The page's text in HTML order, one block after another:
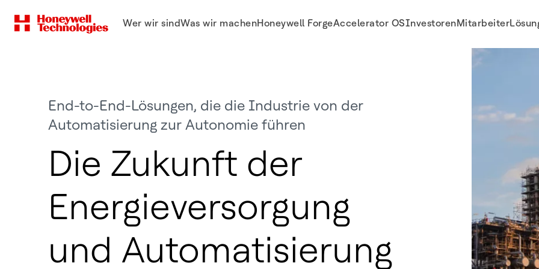
Wer wir sindWas wir machenHoneywell ForgeAccelerator OSInvestorenMitarbeiter
End-to-End-Lösungen, die die Industrie von der
Automatisierung zur Autonomie führen
Die Zukunft der
Energieversorgung
und Automatisierung